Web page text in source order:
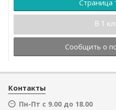
Страница
В 1
Сообщить о
Контакты
Пн-Пт с 9.00 до 18.00